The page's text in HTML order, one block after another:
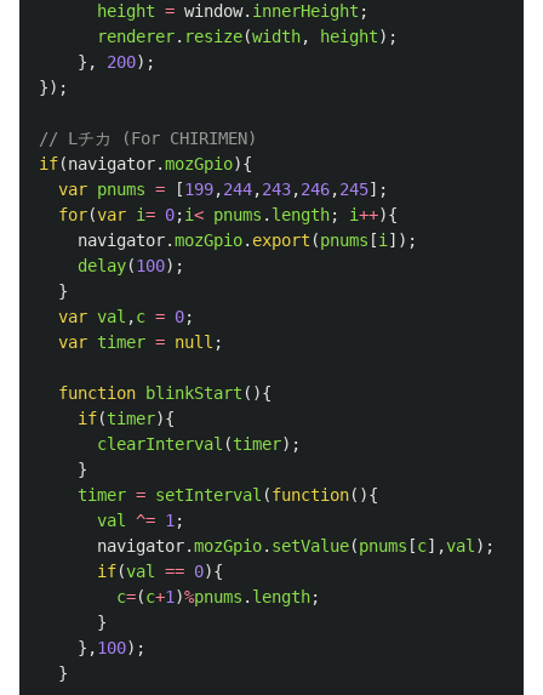
height = window. innerHeight ;
renderer. resize(width, height);
},
200);
});
// Lチカ (For CHIRIMEN)
if(navigator.mozGpio){
var pnums = [199,244,243,246,245];
for(var i= 0;i< pnums . length; i++){
navigator.mozGpio. export (pnums [i ]);
delay(100);
}
var val ,c = 0;
var timer = null ;
function blinkStart (){
if(timer){
clearInterval (timer);
}
timer = setInterval (function(){
val
^= 1 ;
navigator.mozGpio. setValue(pnums [c],val );
if(val == 0){
c=(c+1 )%pnums . length;
}
},100);
}